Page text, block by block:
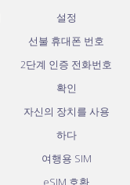
설정
선불 휴대폰 번호
2단계 인증 전화번호
확인
자신의 장치를 사용
하다
여행용 SIM
eSIM 호환